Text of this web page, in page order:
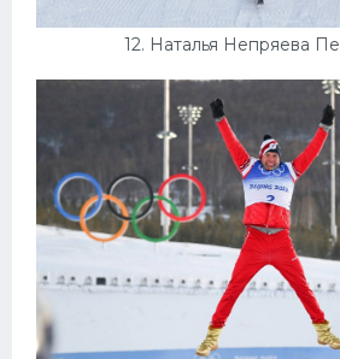
12. Наталья Непряева